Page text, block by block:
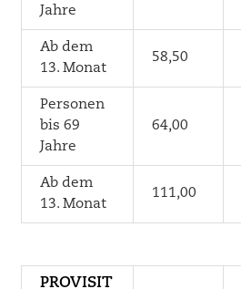
Jahre
Ab dem
13. Monat
58,50
Personen
bis 69
Jahre
64,00
Ab dem
13. Monat
111,00
PROVISIT